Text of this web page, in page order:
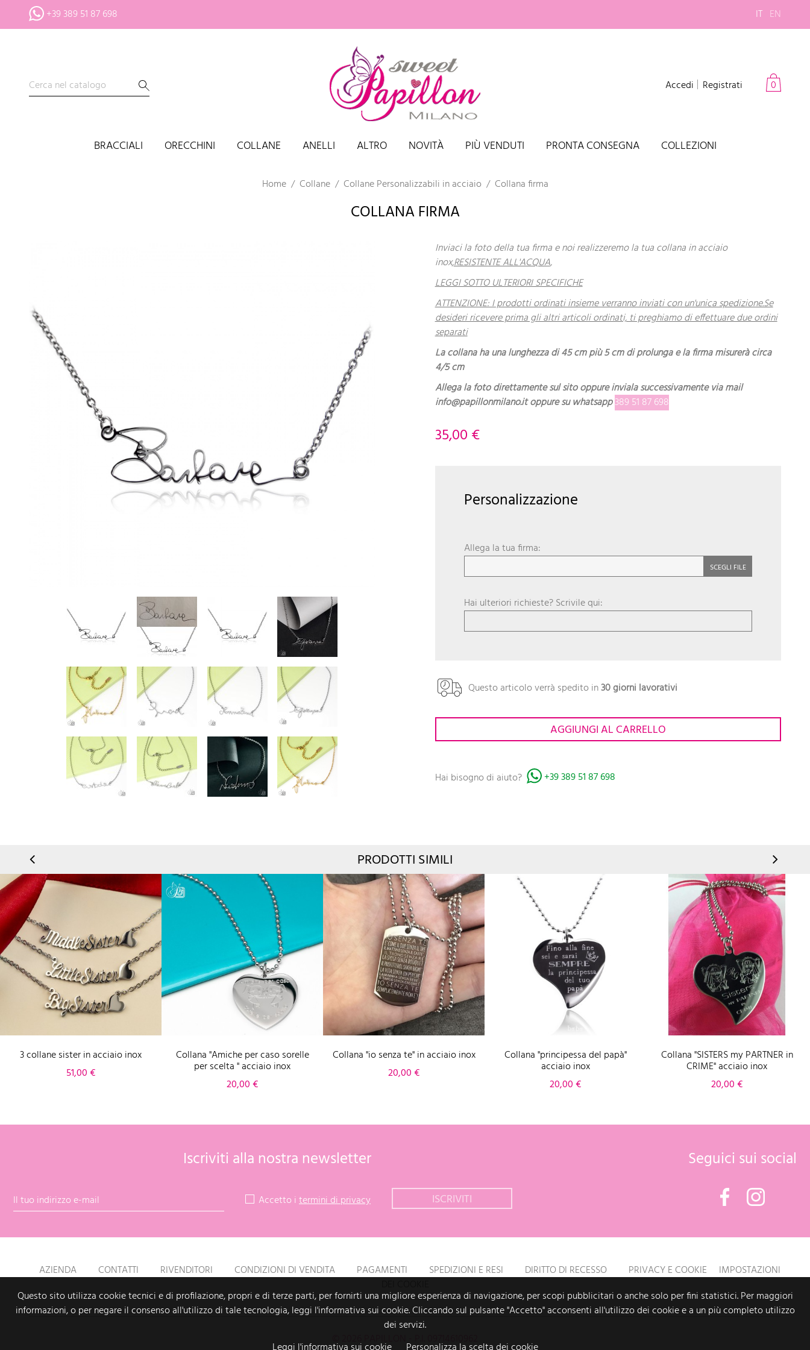
+39 389 51 87 698 IT EN
Accedi Registrati 0
BRACCIALI ORECCHINI COLLANE ANELLI ALTRO NOVITÀ PIÙ VENDUTI PRONTA CONSEGNA COLLEZIONI
Home Collane Collane Personalizzabili in acciaio Collana firma
COLLANA FIRMA
Inviaci la foto della tua firma e noi realizzeremo la tua collana in acciaio
inox,RESISTENTE ALL'ACQUA,
LEGGI SOTTO ULTERIORI SPECIFICHE
ATTENZIONE: I prodotti ordinati insieme verranno inviati con un'unica spedizione.Se
desideri ricevere prima gli altri articoli ordinati, ti preghiamo di effettuare due ordini
separati
La collana ha una lunghezza di 45 cm più 5 cm di prolunga e la firma misurerà circa
4/5 cm
Allega la foto direttamente sul sito oppure inviala successivamente via mail
info@papillonmilano.it oppure su whatsapp389 51 87 698
35,00 €
Personalizzazione
Allega la tua firma:
SCEGLI FILE
Hai ulteriori richieste? Scrivile qui:
Questo articolo verrà spedito in30 giorni lavorativi
AGGIUNGI AL CARRELLO
Hai bisogno di aiuto? +39 389 51 87 698
PRODOTTI SIMILI
3 collane sister in acciaio inox
Prezzo
51,00 €
Collana "Amiche per caso sorelle
per scelta " acciaio inox
Prezzo
20,00 €
Collana "io senza te" in acciaio inox
Prezzo
20,00 €
Collana "principessa del papà"
acciaio inox
Prezzo
20,00 €
Collana "SISTERS my PARTNER in
CRIME" acciaio inox
Prezzo
20,00 €
Iscriviti alla nostra newsletter
Accetto itermini di privacy
Seguici sui social
Facebook
Questo sito utilizza cookie tecnici e di profilazione, propri e di terze parti, per fornirti una migliore esperienza di navigazione, per scopi pubblicitari o anche solo per fini statistici. Per maggiori
informazioni, o per negare il consenso all'utilizzo di tale tecnologia, leggi l'informativa sui cookie. Cliccando sul pulsante "Accetto" acconsenti all'utilizzo dei cookie e a un più completo utilizzo
dei servizi.
AZIENDA CONTATTI RIVENDITORI CONDIZIONI DI VENDITA PAGAMENTI SPEDIZIONI E RESI DIRITTO DI RECESSO PRIVACY E COOKIE
IMPOSTAZIONI
© 2026 PAPILLON - P.I. 09714610962